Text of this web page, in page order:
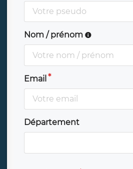
Nom / prénom
Email
Département